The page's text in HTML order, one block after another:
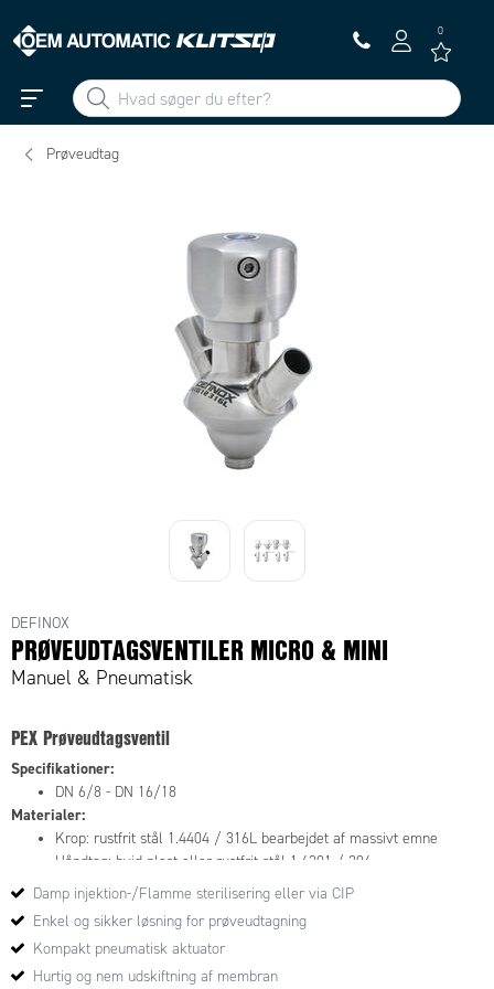
0
Prøveudtag
DEFINOX
PRØVEUDTAGSVENTILER MICRO & MINI
Manuel & Pneumatisk
PEX Prøveudtagsventil
Specifikationer:
DN 6/8 - DN 16/18
Materialer:
Krop: rustfrit stål 1.4404 / 316L bearbejdet af massivt emne
Håndtag: hvid plast eller rustfrit stål 1.4301 / 304
Membran: FKM - WMQ - EPDM - PFA/EPDM(hvid - hård)
Tilslutninger:
Clamp - Micro Ø25,4 mm eller Mini Ø33,9 mm
Betjeningsanordninger:
Manuel - PEX - Ergonomisk håndtag
Damp injektion-/Flamme sterilisering eller via CIP
Enkel og sikker løsning for prøveudtagning
Kompakt pneumatisk aktuator
Hurtig og nem udskiftning af membran